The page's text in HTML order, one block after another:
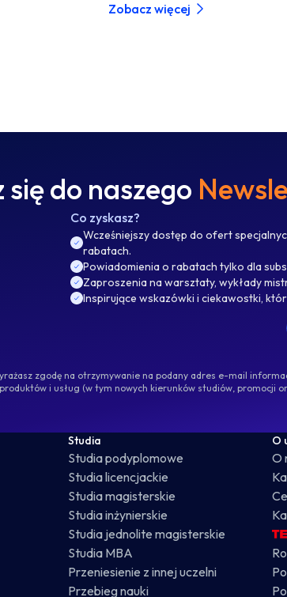
Zobacz więcej
się do naszego
Co zyskasz?
Wcześniejszy dostęp do ofert
rabatach.
Powiadomienia o rabatach tylko dla
Zaproszenia na warsztaty, wykłady
Inspirujące wskazówki i ciekawostki,
zgodę na otrzymywanie na podany adres e-mail
produktów i usług (w tym nowych kierunków studiów, promocji
Studia
Studia podyplomowe
Studia licencjackie
Studia magisterskie
Studia inżynierskie
Studia jednolite magisterskie
Studia MBA
Przeniesienie z innej uczelni
Przebieg nauki
O
O